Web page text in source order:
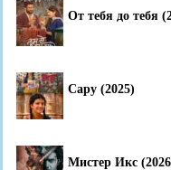
От тебя до тебя
Сару (2025)
Мистер Икс